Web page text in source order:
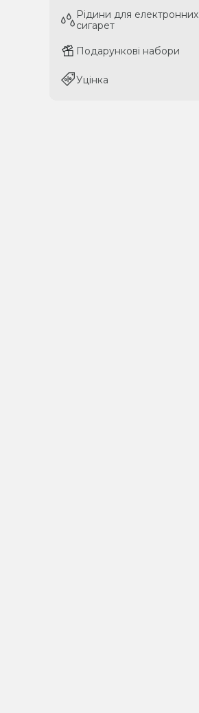
Рідини для електронних
сигарет
Подарункові набори
Уцінка
Рідини для електронних
сигарет
Подарункові набори
Уцінка